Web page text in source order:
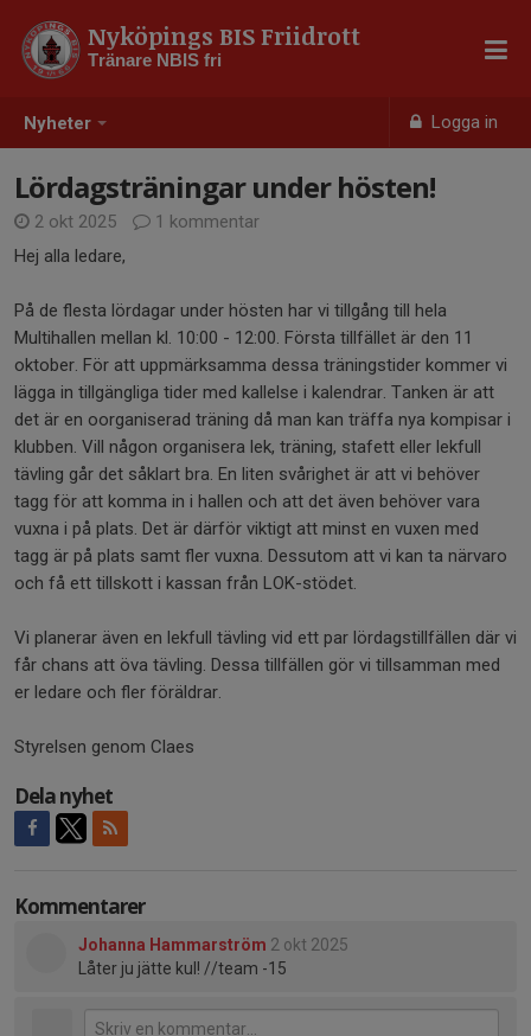
Nyheter Logga in
Nyköpings BIS Friidrott
Tränare NBIS fri
Lördagsträningar under hösten!
2 okt 2025
1 kommentar
Hej alla ledare,
På de flesta lördagar under hösten har vi tillgång till hela
Multihallen mellan kl. 10:00 - 12:00. Första tillfället är den 11
oktober. För att uppmärksamma dessa träningstider kommer vi
lägga in tillgängliga tider med kallelse i kalendrar. Tanken är att
det är en oorganiserad träning då man kan träffa nya kompisar i
klubben. Vill någon organisera lek, träning, stafett eller lekfull
tävling går det såklart bra. En liten svårighet är att vi behöver
tagg för att komma in i hallen och att det även behöver vara
vuxna i på plats. Det är därför viktigt att minst en vuxen med
tagg är på plats samt fler vuxna. Dessutom att vi kan ta närvaro
och få ett tillskott i kassan från LOK-stödet.
Vi planerar även en lekfull tävling vid ett par lördagstillfällen där vi
får chans att öva tävling. Dessa tillfällen gör vi tillsamman med
er ledare och fler föräldrar.
Styrelsen genom Claes
Dela nyhet
Kommentarer
Johanna Hammarström 2 okt 2025
Låter ju jätte kul! //team -15